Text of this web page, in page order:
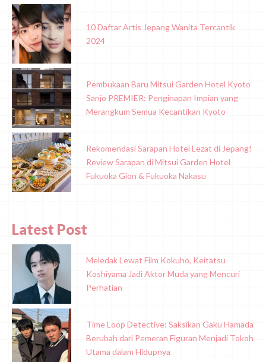
10 Daftar Artis Jepang Wanita Tercantik
2024
Pembukaan Baru Mitsui Garden Hotel Kyoto
Sanjo PREMIER: Penginapan Impian yang
Merangkum Semua Kecantikan Kyoto
Rekomendasi Sarapan Hotel Lezat di Jepang!
Review Sarapan di Mitsui Garden Hotel
Fukuoka Gion & Fukuoka Nakasu
Latest Post
Meledak Lewat Film Kokuho, Keitatsu
Koshiyama Jadi Aktor Muda yang Mencuri
Perhatian
Time Loop Detective: Saksikan Gaku Hamada
Berubah dari Pemeran Figuran Menjadi Tokoh
Utama dalam Hidupnya